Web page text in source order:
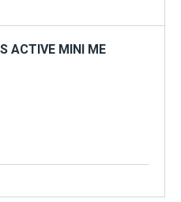
ACTIVE MINI ME